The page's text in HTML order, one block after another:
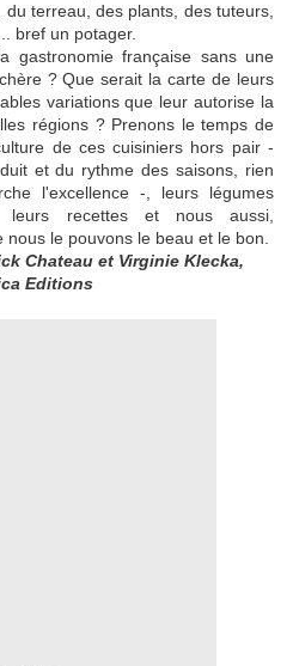
terreau, des plants, des tuteurs,
bref un potager.
gastronomie française sans une
? Que serait la carte de leurs
variations que leur autorise la
régions ? Prenons le temps de
de ces cuisiniers hors pair -
et du rythme des saisons, rien
l'excellence -, leurs légumes
leurs recettes et nous aussi,
le pouvons le beau et le bon.
Chateau et Virginie Klecka,
Editions